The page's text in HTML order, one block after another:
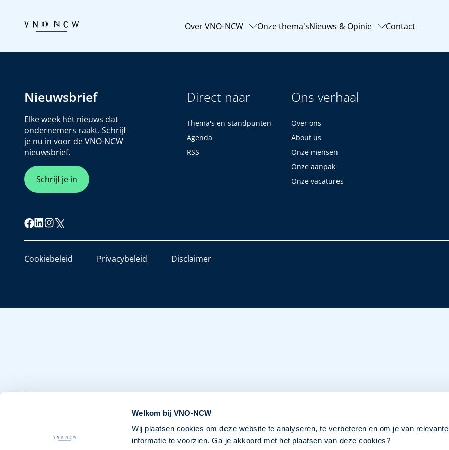
Welkom bij VNO-NCW
Wij plaatsen cookies om deze website te analyseren, te verbeteren en om je van relevante
informatie te voorzien. Ga je akkoord met het plaatsen van deze cookies?
Over VNO-NCW Onze thema'sNieuws & Opinie Contact
Nieuwsbrief
Elke week hét nieuws dat
ondernemers raakt. Schrijf
je nu in voor de VNO-NCW
nieuwsbrief.
Schrijf je in
Direct naar
Thema's en standpunten
Agenda
RSS
Ons verhaal
Over ons
About us
Onze mensen
Onze aanpak
Onze vacatures
Cookiebeleid Privacybeleid Disclaimer